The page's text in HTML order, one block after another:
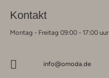
Kontakt
Montag - Freitag 09:00 - 17:00 uur
info@omoda.de